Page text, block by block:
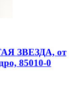
ЗВЕЗДА, от
85010-0